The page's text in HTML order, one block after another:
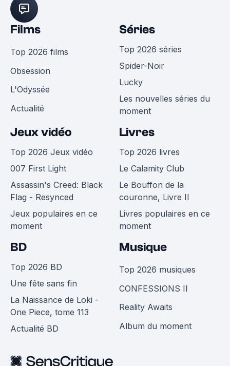
Films
Top 2026 films
Obsession
L'Odyssée
Actualité
Séries
Top 2026 séries
Spider-Noir
Lucky
Les nouvelles séries du
moment
Jeux vidéo
Top 2026 Jeux vidéo
007 First Light
Assassin's Creed: Black
Flag - Resynced
Jeux populaires en ce
moment
Livres
Top 2026 livres
Le Calamity Club
Le Bouffon de la
couronne, Livre II
Livres populaires en ce
moment
BD
Top 2026 BD
Une fête sans fin
La Naissance de Loki -
One Piece, tome 113
Actualité BD
Musique
Top 2026 musiques
CONFESSIONS II
Reality Awaits
Album du moment